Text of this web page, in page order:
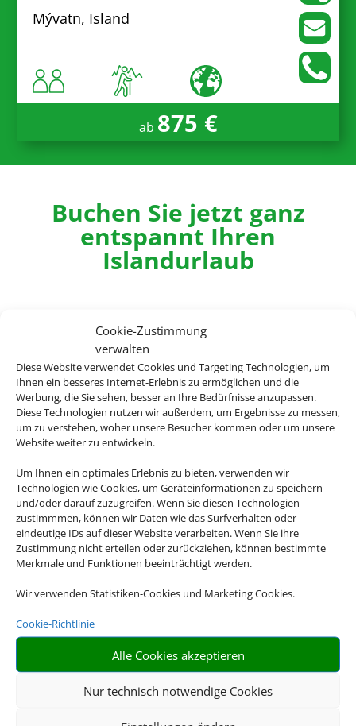
Cookie-Zustimmung
verwalten
Diese Website verwendet Cookies und Targeting Technologien, um
Ihnen ein besseres Internet-Erlebnis zu ermöglichen und die
Werbung, die Sie sehen, besser an Ihre Bedürfnisse anzupassen.
Diese Technologien nutzen wir außerdem, um Ergebnisse zu messen,
um zu verstehen, woher unsere Besucher kommen oder um unsere
Website weiter zu entwickeln.
Um Ihnen ein optimales Erlebnis zu bieten, verwenden wir
Technologien wie Cookies, um Geräteinformationen zu speichern
und/oder darauf zuzugreifen. Wenn Sie diesen Technologien
zustimmmen, können wir Daten wie das Surfverhalten oder
eindeutige IDs auf dieser Website verarbeiten. Wenn Sie ihre
Zustimmung nicht erteilen oder zurückziehen, können bestimmte
Merkmale und Funktionen beeinträchtigt werden.
Wir verwenden Statistiken-Cookies und Marketing Cookies.
Cookie-Richtlinie
Alle Cookies akzeptieren
Nur technisch notwendige Cookies
Mývatn, Island
ab 875 €
Buchen Sie jetzt ganz
entspannt Ihren
Islandurlaub
Icelandair Hotel Herad
Egilsstadir, Island
ab 729 €
Icelandair Hotel Reykjavik Marina
Reykjavik, Island
1.289 €